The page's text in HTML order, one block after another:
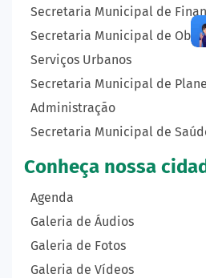
Secretaria Municipal de
Secretaria Municipal de
Serviços Urbanos
Secretaria Municipal de
Administração
Secretaria Municipal de
Conheça nossa
Agenda
Galeria de Áudios
Galeria de Fotos
Galeria de Vídeos